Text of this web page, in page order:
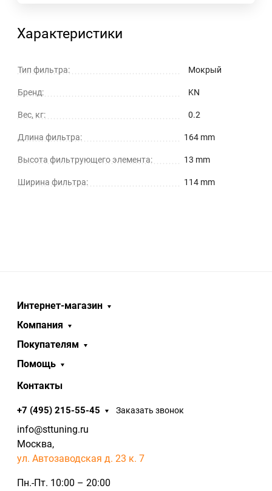
Характеристики
Тип фильтра: Мокрый
Бренд: KN
Вес, кг: 0.2
Длина фильтра: 164 mm
Высота фильтрующего элемента: 13 mm
Ширина фильтра: 114 mm
Интернет-магазин
Компания
Покупателям
Помощь
Контакты
+7 (495) 215-55-45 Заказать звонок
info@sttuning.ru
Москва,
ул. Автозаводская д. 23 к. 7
Пн.-Пт. 10:00 – 20:00